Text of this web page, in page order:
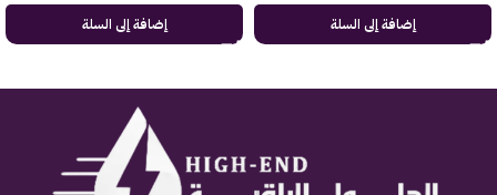
إضافة إلى السلة إضافة إلى السلة